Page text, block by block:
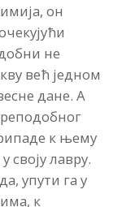
он
не
већ једном
дане. А
к њему
своју лавру.
упути га у
к